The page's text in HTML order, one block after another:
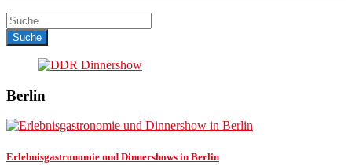
Berlin
Erlebnisgastronomie und Dinnershows in Berlin